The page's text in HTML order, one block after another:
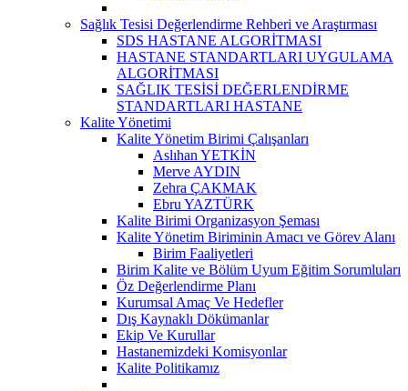
Sağlık Tesisi Değerlendirme Rehberi ve Araştırması
SDS HASTANE ALGORİTMASI
HASTANE STANDARTLARI UYGULAMA
ALGORİTMASI
SAĞLIK TESİSİ DEĞERLENDİRME
STANDARTLARI HASTANE
Kalite Yönetimi
Kalite Yönetim Birimi Çalışanları
Aslıhan YETKİN
Merve AYDIN
Zehra ÇAKMAK
Ebru YAZTÜRK
Kalite Birimi Organizasyon Şeması
Kalite Yönetim Biriminin Amacı ve Görev Alanı
Birim Faaliyetleri
Birim Kalite ve Bölüm Uyum Eğitim Sorumluları
Öz Değerlendirme Planı
Kurumsal Amaç Ve Hedefler
Dış Kaynaklı Dökümanlar
Ekip Ve Kurullar
Hastanemizdeki Komisyonlar
Kalite Politikamız